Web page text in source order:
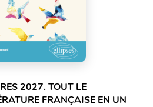
2027. TOUT LE
FRANÇAISE EN UN